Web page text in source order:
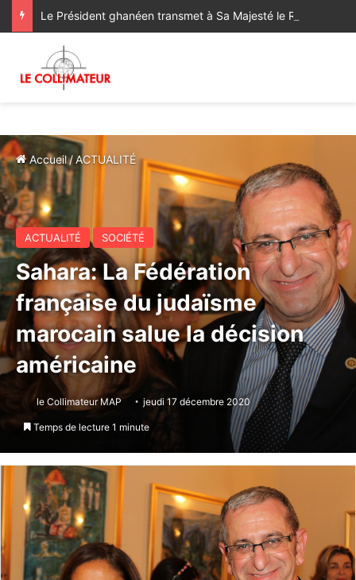
Accueil/ ACTUALITÉ
ACTUALITÉ SOCIÉTÉ
Sahara: La Fédération
française du judaïsme
marocain salue la décision
américaine
le Collimateur MAP jeudi 17 décembre 2020
Temps de lecture 1 minute